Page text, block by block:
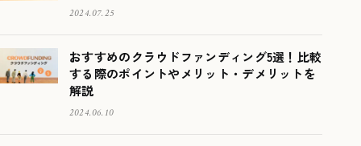
2024.07.25
おすすめのクラウドファンディング5選！比較
する際のポイントやメリット・デメリットを
解説
2024.06.10